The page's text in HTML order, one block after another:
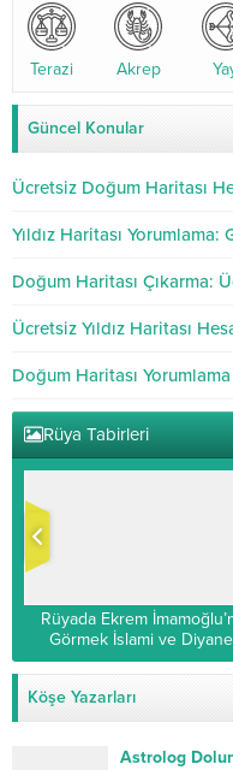
Terazi Akrep
Güncel Konular
Ücretsiz Doğum Haritası
Yıldız Haritası Yorumlama:
Doğum Haritası Çıkarma:
Ücretsiz Yıldız Haritası
Doğum Haritası
Rüya Tabirleri
Rüyada Ekrem
Görmek İslami ve
Yorumu
Köşe Yazarları
Astrolog